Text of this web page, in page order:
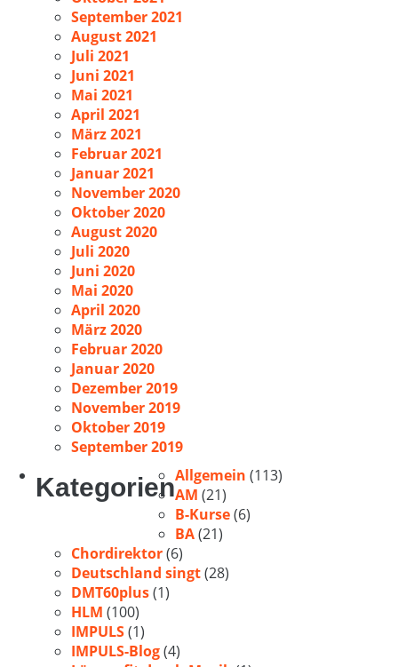
September 2021
August 2021
Juli 2021
Juni 2021
Mai 2021
April 2021
März 2021
Februar 2021
Januar 2021
November 2020
Oktober 2020
August 2020
Juli 2020
Juni 2020
Mai 2020
April 2020
März 2020
Februar 2020
Januar 2020
Dezember 2019
November 2019
Oktober 2019
September 2019
KategorienAllgemein (113)
AM (21)
B-Kurse(6)
BA(21)
Chordirektor(6)
Deutschland singt(28)
DMT60plus(1)
HLM (100)
IMPULS(1)
IMPULS-Blog(4)